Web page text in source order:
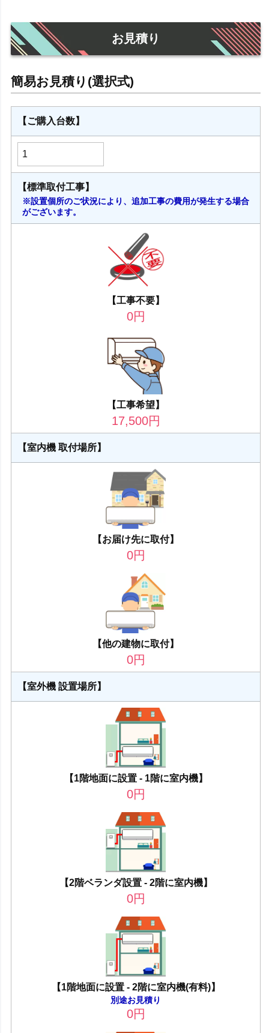
お見積り
【ご購入台数】
【標準取付工事】
※設置個所のご状況により、追加工事の費用が発生する場合
がございます。
【工事不要】
0円
【工事希望】
17,500円
【室内機 取付場所】
【お届け先に取付】
0円
【他の建物に取付】
0円
【室外機 設置場所】
【1階地面に設置 - 1階に室内機】
0円
【2階ベランダ設置 - 2階に室内機】
0円
【1階地面に設置 - 2階に室内機(有料)】
別途お見積り
0円